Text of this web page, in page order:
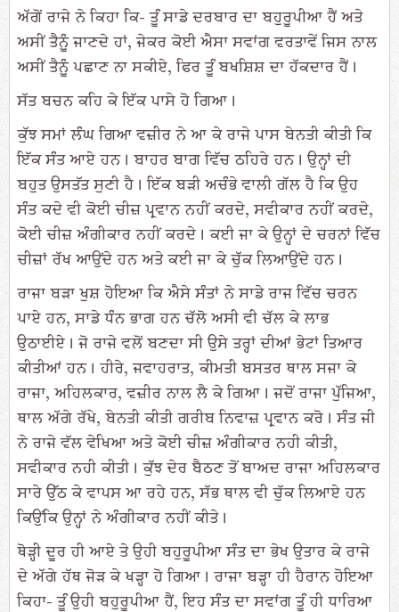
ਅੱਗੋਂ ਰਾਜੇ ਨੇ ਕਿਹਾ ਕਿ- ਤੂੰ ਸਾਡੇ ਦਰਬਾਰ ਦਾ ਬਹੁਰੂਪੀਆ ਹੈਂ ਅਤੇ
ਅਸੀਂ ਤੈਨੂੰ ਜਾਣਦੇ ਹਾਂ, ਜੇਕਰ ਕੋਈ ਐਸਾ ਸਵਾਂਗ ਵਰਤਾਵੇਂ ਜਿਸ ਨਾਲ
ਅਸੀਂ ਤੈਨੂੰ ਪਛਾਣ ਨਾ ਸਕੀਏ, ਫਿਰ ਤੂੰ ਬਖਸ਼ਿਸ਼ ਦਾ ਹੱਕਦਾਰ ਹੈਂ।
ਸੱਤ ਬਚਨ ਕਹਿ ਕੇ ਇੱਕ ਪਾਸੇ ਹੋ ਗਿਆ।
ਕੁੱਝ ਸਮਾਂ ਲੰਘ ਗਿਆ ਵਜ਼ੀਰ ਨੇ ਆ ਕੇ ਰਾਜੇ ਪਾਸ ਬੇਨਤੀ ਕੀਤੀ ਕਿ
ਇੱਕ ਸੰਤ ਆਏ ਹਨ। ਬਾਹਰ ਬਾਗ ਵਿੱਚ ਠਹਿਰੇ ਹਨ। ਉਨ੍ਹਾਂ ਦੀ
ਬਹੁਤ ਉਸਤੱਤ ਸੁਣੀ ਹੈ। ਇੱਕ ਬੜੀ ਅਚੰਭੇ ਵਾਲੀ ਗੱਲ ਹੈ ਕਿ ਉਹ
ਸੰਤ ਕਦੇ ਵੀ ਕੋਈ ਚੀਜ਼ ਪ੍ਰਵਾਨ ਨਹੀਂ ਕਰਦੇ, ਸਵੀਕਾਰ ਨਹੀਂ ਕਰਦੇ,
ਕੋਈ ਚੀਜ਼ ਅੰਗੀਕਾਰ ਨਹੀਂ ਕਰਦੇ। ਕਈ ਜਾ ਕੇ ਉਨ੍ਹਾਂ ਦੇ ਚਰਨਾਂ ਵਿੱਚ
ਚੀਜ਼ਾਂ ਰੱਖ ਆਉਂਦੇ ਹਨ ਅਤੇ ਕਈ ਜਾ ਕੇ ਚੁੱਕ ਲਿਆਉਂਦੇ ਹਨ।
ਰਾਜਾ ਬੜਾ ਖੁਸ਼ ਹੋਇਆ ਕਿ ਐਸੇ ਸੰਤਾਂ ਨੇ ਸਾਡੇ ਰਾਜ ਵਿੱਚ ਚਰਨ
ਪਾਏ ਹਨ, ਸਾਡੇ ਧੰਨ ਭਾਗ ਹਨ ਚੱਲੋ ਅਸੀ ਵੀ ਚੱਲ ਕੇ ਲਾਭ
ਉਠਾਈਏ। ਜੋ ਰਾਜੇ ਵਲੋਂ ਬਣਦਾ ਸੀ ਉਸੇ ਤਰ੍ਹਾਂ ਦੀਆਂ ਭੇਟਾਂ ਤਿਆਰ
ਕੀਤੀਆਂ ਹਨ। ਹੀਰੇ, ਜਵਾਹਰਾਤ, ਕੀਮਤੀ ਬਸਤਰ ਥਾਲ ਸਜਾ ਕੇ
ਰਾਜਾ, ਅਹਿਲਕਾਰ, ਵਜ਼ੀਰ ਨਾਲ ਲੈ ਕੇ ਗਿਆ। ਜਦੋਂ ਰਾਜਾ ਪੁੱਜਿਆ,
ਥਾਲ ਅੱਗੇ ਰੱਖੇ, ਬੇਨਤੀ ਕੀਤੀ ਗਰੀਬ ਨਿਵਾਜ਼ ਪ੍ਰਵਾਨ ਕਰੋ। ਸੰਤ ਜੀ
ਨੇ ਰਾਜੇ ਵੱਲ ਵੇਖਿਆ ਅਤੇ ਕੋਈ ਚੀਜ਼ ਅੰਗੀਕਾਰ ਨਹੀ ਕੀਤੀ,
ਸਵੀਕਾਰ ਨਹੀ ਕੀਤੀ। ਕੁੱਝ ਦੇਰ ਬੈਠਣ ਤੋਂ ਬਾਅਦ ਰਾਜਾ ਅਹਿਲਕਾਰ
ਸਾਰੇ ਉੱਠ ਕੇ ਵਾਪਸ ਆ ਰਹੇ ਹਨ, ਸੱਭ ਥਾਲ ਵੀ ਚੁੱਕ ਲਿਆਏ ਹਨ
ਕਿਉਂਕਿ ਉਨ੍ਹਾਂ ਨੇ ਅੰਗੀਕਾਰ ਨਹੀਂ ਕੀਤੇ।
ਥੋੜ੍ਹੀ ਦੂਰ ਹੀ ਆਏ ਤੇ ਉਹੀ ਬਹੁਰੂਪੀਆ ਸੰਤ ਦਾ ਭੇਖ ਉਤਾਰ ਕੇ ਰਾਜੇ
ਦੇ ਅੱਗੇ ਹੱਥ ਜੋੜ ਕੇ ਖੜ੍ਹਾ ਹੋ ਗਿਆ। ਰਾਜਾ ਬੜ੍ਹਾ ਹੀ ਹੈਰਾਨ ਹੋਇਆ
ਕਿਹਾ- ਤੂੰ ਉਹੀ ਬਹੁਰੂਪੀਆ ਹੈਂ, ਇਹ ਸੰਤ ਦਾ ਸਵਾਂਗ ਤੂੰ ਹੀ ਧਾਰਿਆ